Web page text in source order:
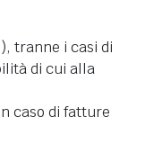
), tranne i casi di
di cui alla
caso di fatture